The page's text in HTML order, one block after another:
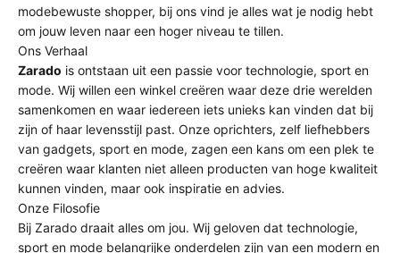
modebewuste shopper, bij ons vind je alles wat je nodig hebt
om jouw leven naar een hoger niveau te tillen.
Ons Verhaal
Zarado is ontstaan uit een passie voor technologie, sport en
mode. Wij willen een winkel creëren waar deze drie werelden
samenkomen en waar iedereen iets unieks kan vinden dat bij
zijn of haar levensstijl past. Onze oprichters, zelf liefhebbers
van gadgets, sport en mode, zagen een kans om een plek te
creëren waar klanten niet alleen producten van hoge kwaliteit
kunnen vinden, maar ook inspiratie en advies.
Onze Filosofie
Bij Zarado draait alles om jou. Wij geloven dat technologie,
sport en mode belangrijke onderdelen zijn van een modern en